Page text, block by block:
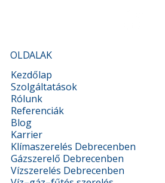
OLDALAK
Kezdőlap
Szolgáltatások
Rólunk
Referenciák
Blog
Karrier
Klímaszerelés Debrecenben
Gázszerelő Debrecenben
Vízszerelés Debrecenben